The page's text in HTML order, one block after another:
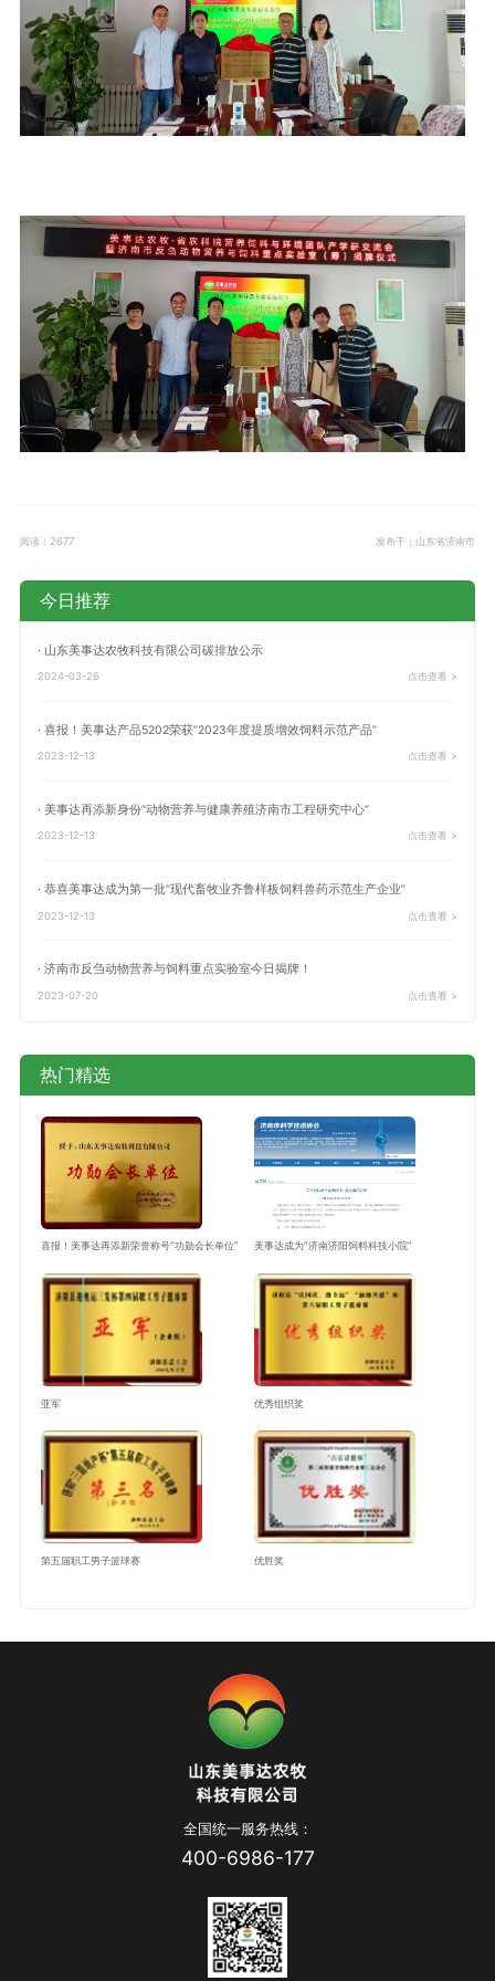
阅读：2677 发布于：山东省济南市
今日推荐
· 山东美事达农牧科技有限公司碳排放公示
2024-03-26 点击查看 >
· 喜报！美事达产品5202荣获“2023年度提质增效饲料示范产品”
2023-12-13 点击查看 >
· 美事达再添新身份“动物营养与健康养殖济南市工程研究中心”
2023-12-13 点击查看 >
· 恭喜美事达成为第一批“现代畜牧业齐鲁样板饲料兽药示范生产企业”
2023-12-13 点击查看 >
· 济南市反刍动物营养与饲料重点实验室今日揭牌！
2023-07-20 点击查看 >
热门精选
喜报！美事达再添新荣誉称号“功勋会长单位” 美事达成为“济南济阳饲料科技小院”
亚军 优秀组织奖
第五届职工男子篮球赛 优胜奖
全国统一服务热线：
400-6986-177